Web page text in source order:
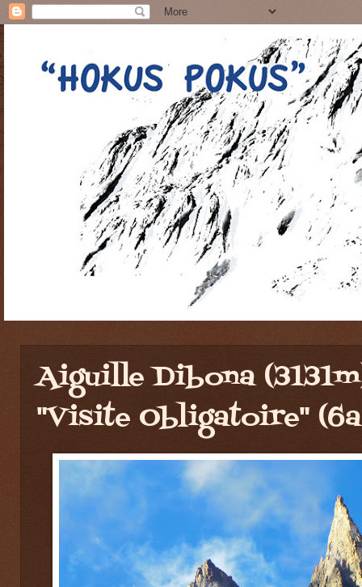
Aiguille Dibona
"Visite Obligatoire"